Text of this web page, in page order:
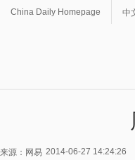
China Daily Homepage 中
来源：网易 2014-06-27 14:24:26